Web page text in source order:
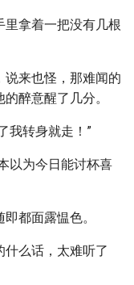
拿着一把没有几根
来也怪，那难闻的
醉意醒了几分。
我转身就走！”
以为今日能讨杯喜
都面露愠色。
么话，太难听了